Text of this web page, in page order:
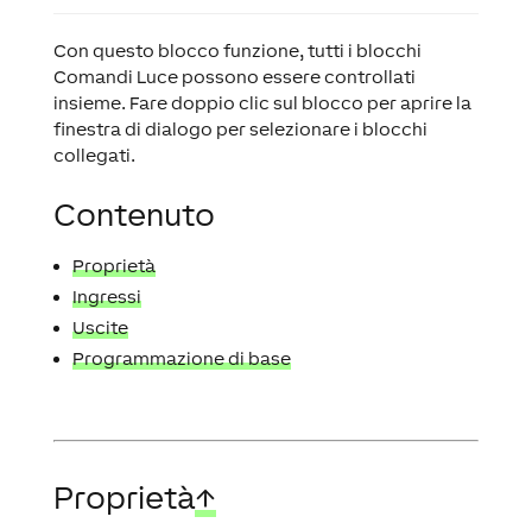
Con questo blocco funzione, tutti i blocchi
Comandi Luce possono essere controllati
insieme. Fare doppio clic sul blocco per aprire la
finestra di dialogo per selezionare i blocchi
collegati.
Contenuto
Proprietà
Ingressi
Uscite
Programmazione di base
Proprietà↑